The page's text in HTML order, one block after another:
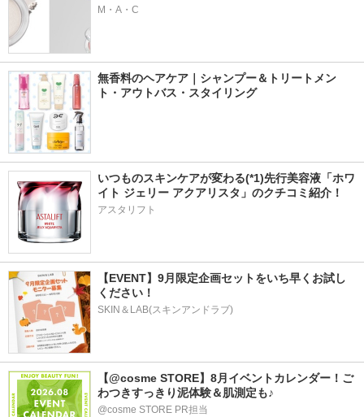
M・A・C
無香料のヘアケア｜シャンプー＆トリートメン
ト・アウトバス・スタイリング
いつものスキンケアが変わる(*1)先行美容液「ホワ
イト ジェリー アクアリスタ」のクチコミ紹介！
アスタリフト
【EVENT】9月限定企画セットをいち早くお試し
ください！
SKIN＆LAB(スキンアンドラブ)
【@cosme STORE】8月イベントカレンダー！ご
わつきすっきり泥体験＆肌測定も♪
@cosme STORE PR担当